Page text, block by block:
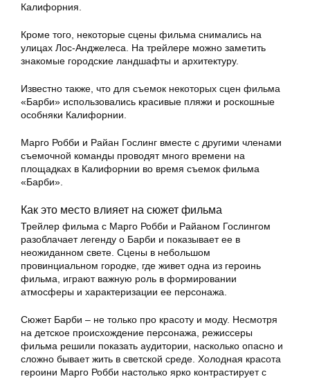
Калифорния.
Кроме того, некоторые сцены фильма снимались на
улицах Лос-Анджелеса. На трейлере можно заметить
знакомые городские ландшафты и архитектуру.
Известно также, что для съемок некоторых сцен фильма
«Барби» использовались красивые пляжи и роскошные
особняки Калифорнии.
Марго Робби и Райан Гослинг вместе с другими членами
съемочной команды проводят много времени на
площадках в Калифорнии во время съемок фильма
«Барби».
Как это место влияет на сюжет фильма
Трейлер фильма с Марго Робби и Райаном Гослингом
разоблачает легенду о Барби и показывает ее в
неожиданном свете. Сцены в небольшом
провинциальном городке, где живет одна из героинь
фильма, играют важную роль в формировании
атмосферы и характеризации ее персонажа.
Сюжет Барби – не только про красоту и моду. Несмотря
на детское происхождение персонажа, режиссеры
фильма решили показать аудитории, насколько опасно и
сложно бывает жить в светской среде. Холодная красота
героини Марго Робби настолько ярко контрастирует с